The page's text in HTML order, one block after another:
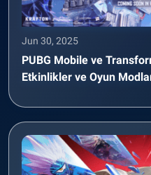
Jun 30, 2025
PUBG Mobile ve
Etkinlikler ve Oyun